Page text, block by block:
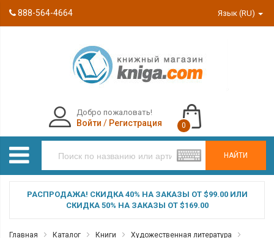
888-564-4664 Язык (RU)
НАЙТИ
Добро пожаловать!
Войти / Регистрация 0
РАСПРОДАЖА! СКИДКА 40% НА ЗАКАЗЫ ОТ $99.00 ИЛИ
СКИДКА 50% НА ЗАКАЗЫ ОТ $169.00
Главная Каталог Книги
Художественная литература